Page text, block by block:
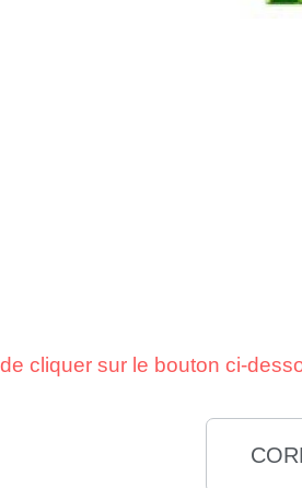
cliquer sur le bouton ci-